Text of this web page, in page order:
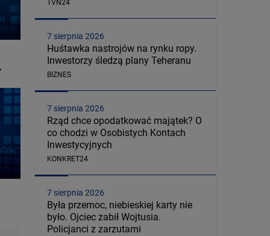
TVN24
7 sierpnia 2026
Huśtawka nastrojów na rynku ropy.
Inwestorzy śledzą plany Teheranu
BIZNES
7 sierpnia 2026
Rząd chce opodatkować majątek? O
co chodzi w Osobistych Kontach
Inwestycyjnych
KONKRET24
7 sierpnia 2026
Była przemoc, niebieskiej karty nie
było. Ojciec zabił Wojtusia.
Policjanci z zarzutami